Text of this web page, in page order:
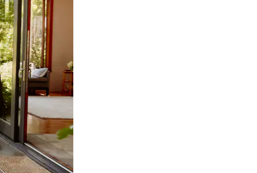
je za pomocą gestów dotykowych lub przesuwania.